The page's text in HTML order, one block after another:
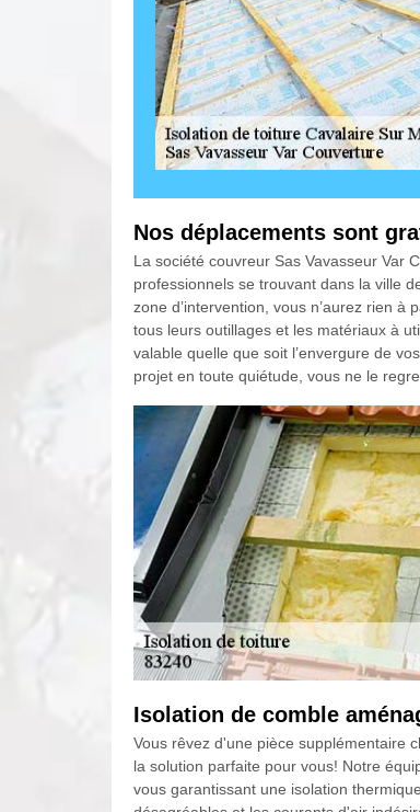
Nos déplacements sont
La société couvreur Sas Vavasseur Var
professionnels se trouvant dans la ville
zone d’intervention, vous n’aurez rien
tous leurs outillages et les matériaux à
valable quelle que soit l’envergure de
projet en toute quiétude, vous ne le
Isolation de comble
Vous rêvez d'une pièce supplémentaire
la solution parfaite pour vous! Notre
vous garantissant une isolation